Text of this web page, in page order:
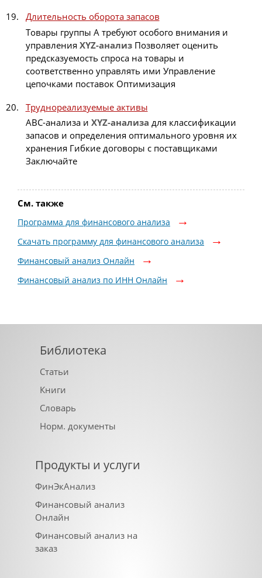
Длительность оборота запасов
Товары группы A требуют особого внимания и
управления XYZ-анализПозволяет оценить
предсказуемость спроса на товары и
соответственно управлять ими Управление
цепочками поставок Оптимизация
Труднореализуемые активы
ABC-анализа и XYZ-анализа для классификации
запасов и определения оптимального уровня их
хранения Гибкие договоры с поставщиками
Заключайте
См. также
Программа для финансового анализа
Скачать программу для финансового анализа
Финансовый анализ Онлайн
Финансовый анализ по ИНН Онлайн
Библиотека
Статьи
Книги
Словарь
Норм. документы
Продукты и услуги
ФинЭкАнализ
Финансовый анализ
Онлайн
Финансовый анализ на
заказ